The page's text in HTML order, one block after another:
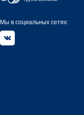
Мы в социальных сетях: